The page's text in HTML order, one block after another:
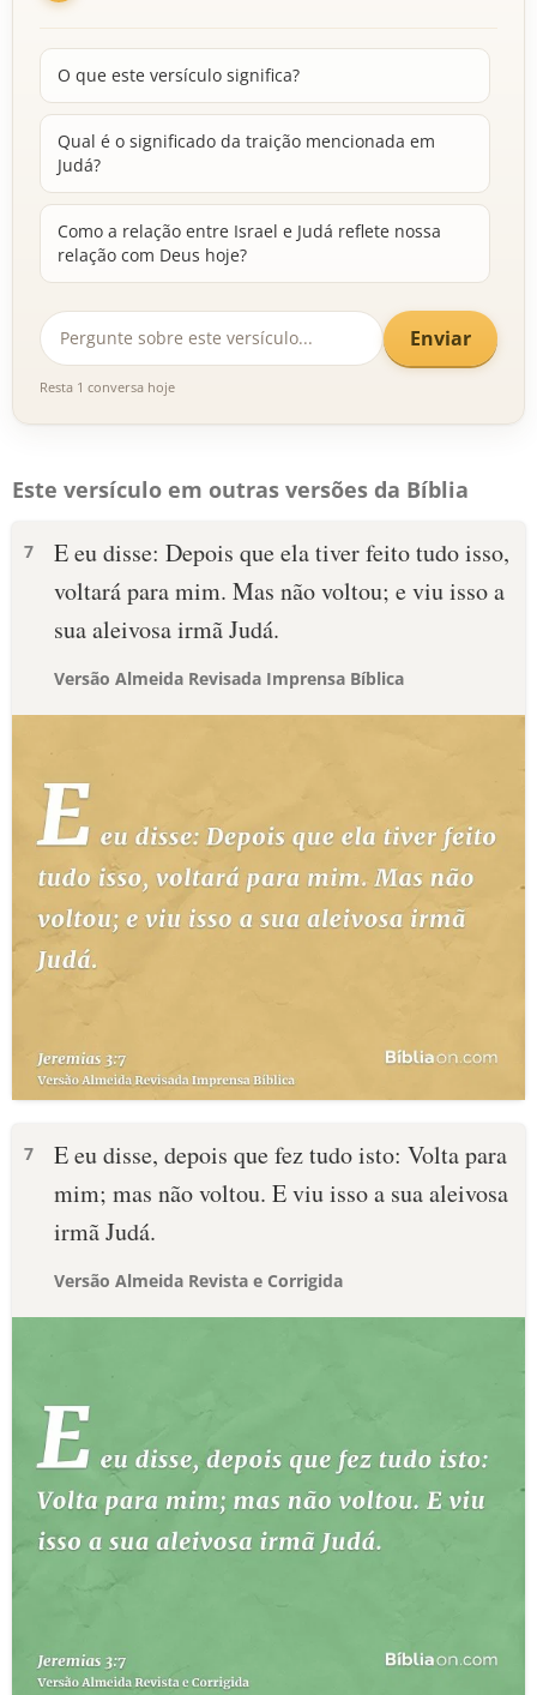
O que este versículo significa?
Qual é o significado da traição mencionada em
Judá?
Como a relação entre Israel e Judá reflete nossa
relação com Deus hoje?
Enviar
Resta 1 conversa hoje
Este versículo em outras versões da Bíblia
7
E eu disse: Depois que ela tiver feito tudo isso,
voltará para mim. Mas não voltou; e viu isso a
sua aleivosa irmã Judá.
Versão Almeida Revisada Imprensa Bíblica
7
E eu disse, depois que fez tudo isto: Volta para
mim; mas não voltou. E viu isso a sua aleivosa
irmã Judá.
Versão Almeida Revista e Corrigida